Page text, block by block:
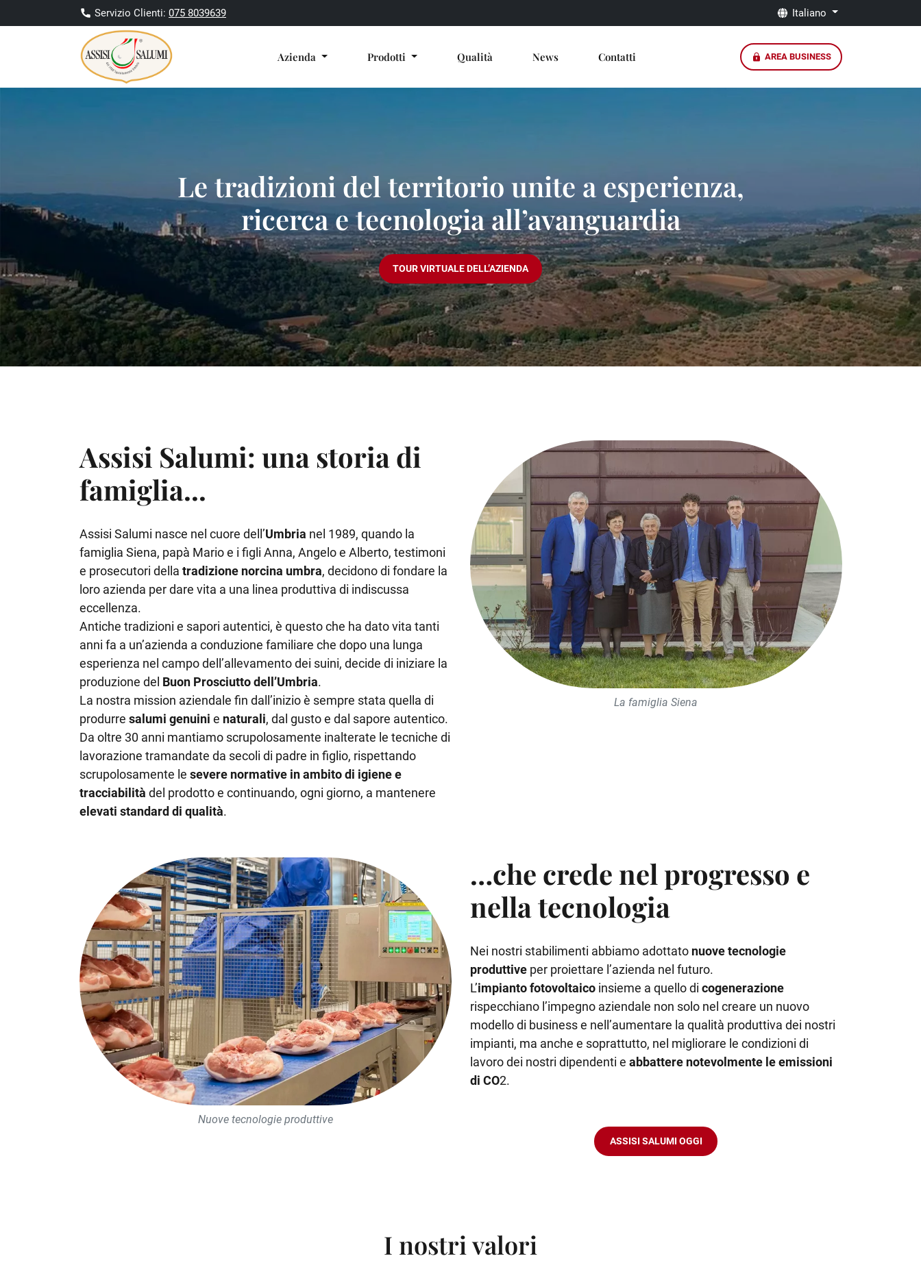
Servizio Clienti: 075 8039639 Italiano
Azienda Prodotti Qualità News Contatti AREA BUSINESS
Le tradizioni del territorio unite a esperienza,
ricerca e tecnologia all’avanguardia
TOUR VIRTUALE DELL’AZIENDA
Assisi Salumi: una storia di
famiglia...
Assisi Salumi nasce nel cuore dell’Umbria nel 1989, quando la
famiglia Siena, papà Mario e i figli Anna, Angelo e Alberto, testimoni
e prosecutori della tradizione norcina umbra, decidono di fondare la
loro azienda per dare vita a una linea produttiva di indiscussa
eccellenza.
Antiche tradizioni e sapori autentici, è questo che ha dato vita tanti
anni fa a un’azienda a conduzione familiare che dopo una lunga
esperienza nel campo dell’allevamento dei suini, decide di iniziare la
produzione del Buon Prosciutto dell’Umbria.
La nostra mission aziendale fin dall’inizio è sempre stata quella di
produrre salumi genuini e naturali, dal gusto e dal sapore autentico.
Da oltre 30 anni mantiamo scrupolosamente inalterate le tecniche di
lavorazione tramandate da secoli di padre in figlio, rispettando
scrupolosamente le severe normative in ambito di igiene e
tracciabilità del prodotto e continuando, ogni giorno, a mantenere
elevati standard di qualità.
La famiglia Siena
…che crede nel progresso e
nella tecnologia
Nei nostri stabilimenti abbiamo adottato nuove tecnologie
produttiveper proiettare l’azienda nel futuro.
L’impianto fotovoltaico insieme a quello di cogenerazione
rispecchiano l’impegno aziendale non solo nel creare un nuovo
modello di business e nell’aumentare la qualità produttiva dei nostri
impianti, ma anche e soprattutto, nel migliorare le condizioni di
lavoro dei nostri dipendenti e abbattere notevolmente le emissioni
di CO2.
ASSISI SALUMI OGGI
Nuove tecnologie produttive
I nostri valori